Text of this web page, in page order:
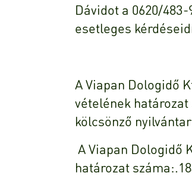
Dávidot a 0620/
esetleges
A Viapan Dologidő
vételének határozat
kölcsönző
A Viapan Dologidő
határozat